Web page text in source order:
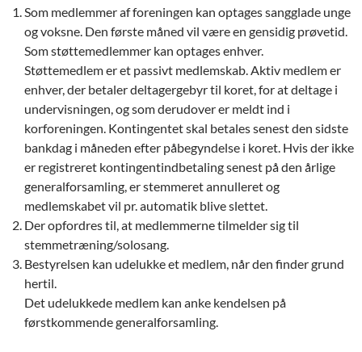
Som medlemmer af foreningen kan optages sangglade unge
og voksne. Den første måned vil være en gensidig prøvetid.
Som støttemedlemmer kan optages enhver.
Støttemedlem er et passivt medlemskab. Aktiv medlem er
enhver, der betaler deltagergebyr til koret, for at deltage i
undervisningen, og som derudover er meldt ind i
korforeningen. Kontingentet skal betales senest den sidste
bankdag i måneden efter påbegyndelse i koret. Hvis der ikke
er registreret kontingentindbetaling senest på den årlige
generalforsamling, er stemmeret annulleret og
medlemskabet vil pr. automatik blive slettet.
Der opfordres til, at medlemmerne tilmelder sig til
stemmetræning/solosang.
Bestyrelsen kan udelukke et medlem, når den finder grund
hertil.
Det udelukkede medlem kan anke kendelsen på
førstkommende generalforsamling.